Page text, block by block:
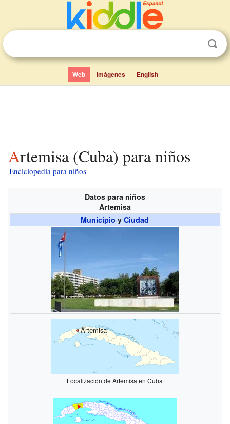
Web Imágenes English
Artemisa (Cuba) para niños
Enciclopedia para niños
Datos para niños
Artemisa
Municipio yCiudad
Artemisa
Localización de Artemisa en Cuba